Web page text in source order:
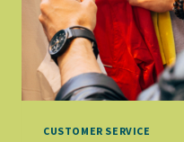
CUSTOMER SERVICE